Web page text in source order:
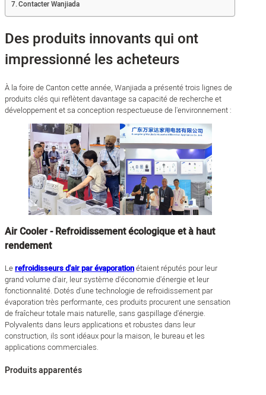
Contacter Wanjiada
Des produits innovants qui ont
impressionné les acheteurs
À la foire de Canton cette année, Wanjiada a présenté trois lignes de
produits clés qui reflètent davantage sa capacité de recherche et
développement et sa conception respectueuse de l'environnement :
Air Cooler - Refroidissement écologique et à haut
rendement
Lerefroidisseurs d'air par évaporationétaient réputés pour leur
grand volume d'air, leur système d'économie d'énergie et leur
fonctionnalité. Dotés d'une technologie de refroidissement par
évaporation très performante, ces produits procurent une sensation
de fraîcheur totale mais naturelle, sans gaspillage d'énergie.
Polyvalents dans leurs applications et robustes dans leur
construction, ils sont idéaux pour la maison, le bureau et les
applications commerciales.
Produits apparentés